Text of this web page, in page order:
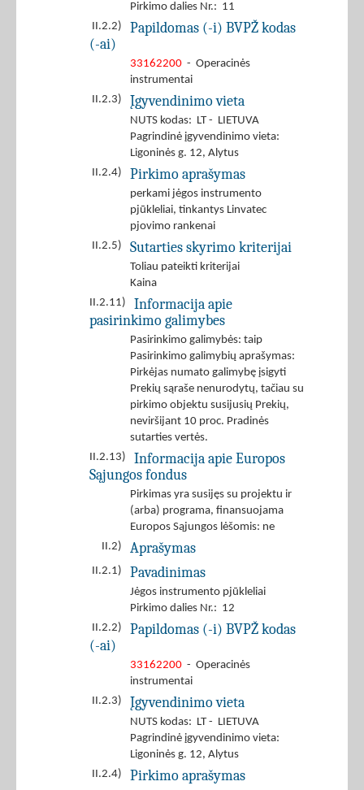
Pirkimo dalies Nr.: 11
II.2.2)
Papildomas (-i) BVPŽ kodas
(-ai)
33162200 - Operacinės
instrumentai
II.2.3)
Įgyvendinimo vieta
NUTS kodas: LT - LIETUVA
Pagrindinė įgyvendinimo vieta:
Ligoninės g. 12, Alytus
II.2.4)
Pirkimo aprašymas
perkami jėgos instrumento
pjūkleliai, tinkantys Linvatec
pjovimo rankenai
II.2.5)
Sutarties skyrimo kriterijai
Toliau pateikti kriterijai
Kaina
II.2.11)
Informacija apie
pasirinkimo galimybes
Pasirinkimo galimybės: taip
Pasirinkimo galimybių aprašymas:
Pirkėjas numato galimybę įsigyti
Prekių sąraše nenurodytų, tačiau su
pirkimo objektu susijusių Prekių,
neviršijant 10 proc. Pradinės
sutarties vertės.
II.2.13)
Informacija apie Europos
Sąjungos fondus
Pirkimas yra susijęs su projektu ir
(arba) programa, finansuojama
Europos Sąjungos lėšomis: ne
II.2)
Aprašymas
II.2.1) Pavadinimas
Jėgos instrumento pjūkleliai
Pirkimo dalies Nr.: 12
II.2.2)
Papildomas (-i) BVPŽ kodas
(-ai)
33162200 - Operacinės
instrumentai
II.2.3)
Įgyvendinimo vieta
NUTS kodas: LT - LIETUVA
Pagrindinė įgyvendinimo vieta:
Ligoninės g. 12, Alytus
II.2.4)
Pirkimo aprašymas